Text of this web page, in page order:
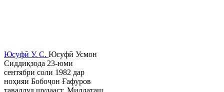
Юсуфӣ У. C. Юсуфӣ Усмон
Сиддиқзода 23-юми
сентябри соли 1982 дар
ноҳияи Бобоҷон Ғафуров
таваллуд шудааст. Миллаташ